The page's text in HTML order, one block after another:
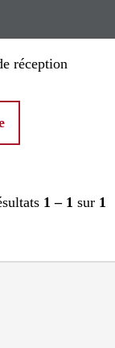
réception
1 – 1 sur 1